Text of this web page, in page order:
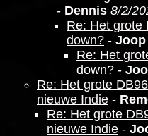
- Dennis 8/2/
Re: Het grote
down? - Joop
Re: Het
down? -
Re: Het grote
nieuwe Indie -
Re: Het grote
nieuwe Indie -